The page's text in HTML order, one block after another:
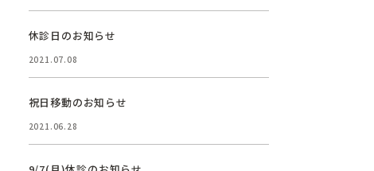
休診日のお知らせ
2021.07.08
祝日移動のお知らせ
2021.06.28